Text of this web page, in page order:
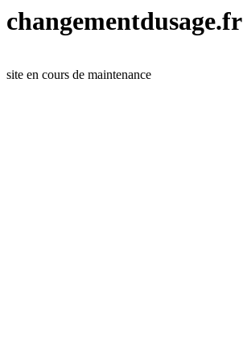
changementdusage.fr
site en cours de maintenance